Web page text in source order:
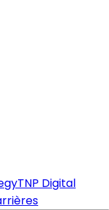
TNP Digital